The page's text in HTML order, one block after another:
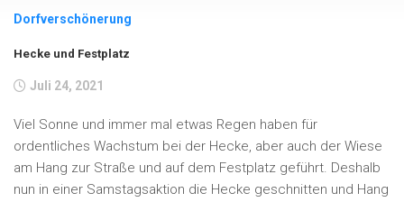
Dorfverschönerung
Hecke und Festplatz
Juli 24, 2021
Viel Sonne und immer mal etwas Regen haben für
ordentliches Wachstum bei der Hecke, aber auch der Wiese
am Hang zur Straße und auf dem Festplatz geführt. Deshalb
nun in einer Samstagsaktion die Hecke geschnitten und Hang